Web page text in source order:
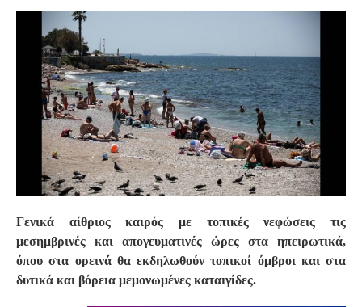
Γενικά αίθριος καιρός με τοπικές νεφώσεις τις
μεσημβρινές και απογευματινές ώρες στα ηπειρωτικά,
όπου στα ορεινά θα εκδηλωθούν τοπικοί όμβροι και στα
δυτικά και βόρεια μεμονωμένες καταιγίδες.